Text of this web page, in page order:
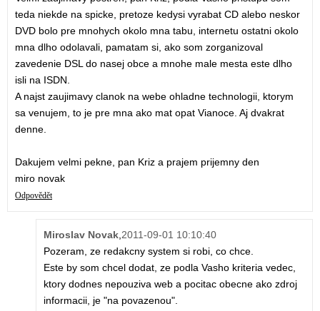
teda niekde na spicke, pretoze kedysi vyrabat CD alebo neskor
DVD bolo pre mnohych okolo mna tabu, internetu ostatni okolo
mna dlho odolavali, pamatam si, ako som zorganizoval
zavedenie DSL do nasej obce a mnohe male mesta este dlho
isli na ISDN.
A najst zaujimavy clanok na webe ohladne technologii, ktorym
sa venujem, to je pre mna ako mat opat Vianoce. Aj dvakrat
denne.
Dakujem velmi pekne, pan Kriz a prajem prijemny den
miro novak
Odpovědět
Miroslav Novak,2011-09-01 10:10:40
Pozeram, ze redakcny system si robi, co chce.
Este by som chcel dodat, ze podla Vasho kriteria vedec,
ktory dodnes nepouziva web a pocitac obecne ako zdroj
informacii, je "na povazenou".